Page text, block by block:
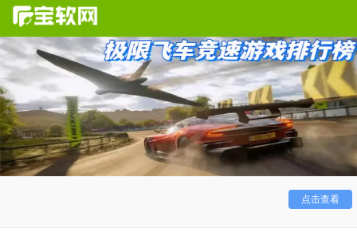
点击查看
极限飞车竞速游戏排行榜】这类是比较刺激的飞车竞技
玩法的游戏，在其中各种车型可以通过做任务解锁的方式获
得，在游戏中体验极限竞技的玩法，各种赛车场景尽情体验，
对竞技类游戏感兴趣的小伙伴们快来本站下载试试吧。